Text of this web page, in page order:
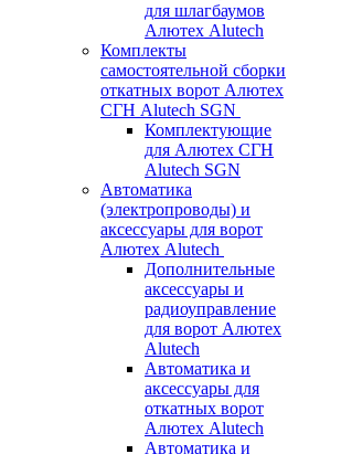
для шлагбаумов
Алютех Alutech
Комплекты
самостоятельной сборки
откатных ворот Алютех
СГН Alutech SGN
Комплектующие
для Алютех СГН
Alutech SGN
Автоматика
(электропроводы) и
аксессуары для ворот
Алютех Alutech
Дополнительные
аксессуары и
радиоуправление
для ворот Алютех
Alutech
Автоматика и
аксессуары для
откатных ворот
Алютех Alutech
Автоматика и